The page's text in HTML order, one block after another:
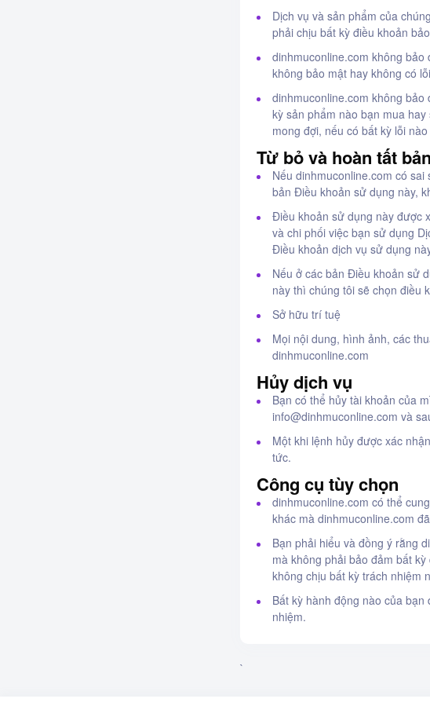
Dịch vụ và sản phẩm của
phải chịu bất kỳ điều khoản
dinhmuconline.com không
không bảo mật hay không có
dinhmuconline.com không
kỳ sản phẩm nào bạn mua
mong đợi, nếu có bất kỳ lỗi
Từ bỏ và hoàn tất
Nếu dinhmuconline.com có
bản Điều khoản sử dụng này,
Điều khoản sử dụng này được
và chi phối việc bạn sử dụng
Điều khoản dịch vụ sử dụng
Nếu ở các bản Điều khoản sử
này thì chúng tôi sẽ chọn điều
Sở hữu trí tuệ
Mọi nội dung, hình ảnh, các
dinhmuconline.com
Hủy dịch vụ
Bạn có thể hủy tài khoản của
info@dinhmuconline.com và
Một khi lệnh hủy được xác
tức.
Công cụ tùy chọn
dinhmuconline.com có thể
khác mà dinhmuconline.com
Bạn phải hiểu và đồng ý rằng
mà không phải bảo đảm bất
không chịu bất kỳ trách nhiệm
Bất kỳ hành động nào của
nhiệm.
`